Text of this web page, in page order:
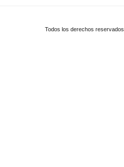
Todos los derechos reservados